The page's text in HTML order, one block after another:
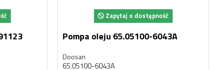
Zapytaj o dostępność
Pompa oleju 65.05100-6043A
Doosan
65.05100-6043A